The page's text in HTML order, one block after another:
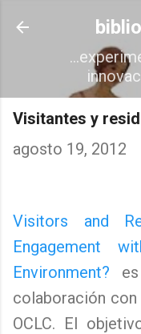
Ir al
Visitantes y
agosto 19, 2012
Visitors and
Engagement
Environment?
colaboración
OCLC. El